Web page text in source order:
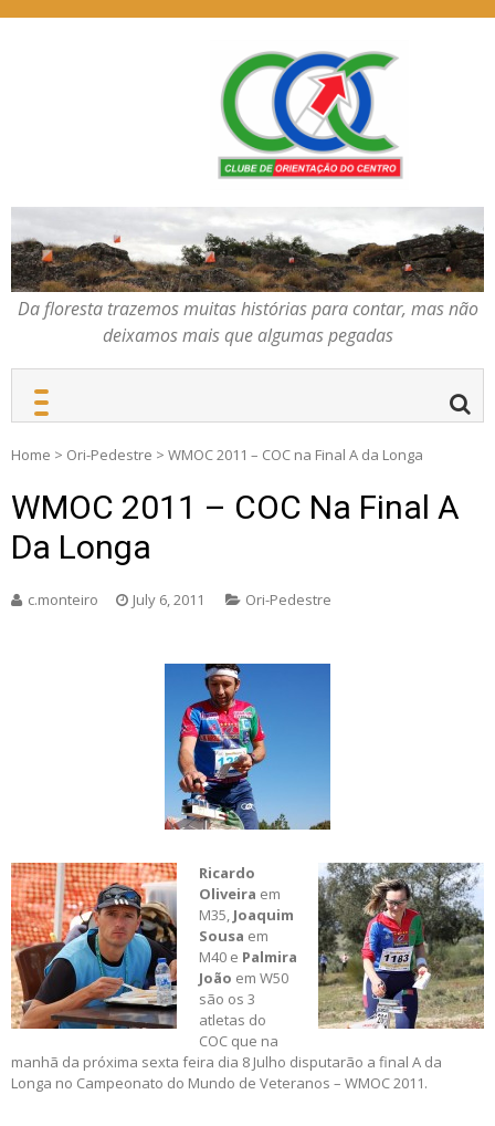
COC – CLUBE DE
ORIENTAÇÃO DO
CENTRO
Da floresta trazemos
muitas histórias para
contar, mas não deixamos
mais que algumas
pegadas
Da floresta trazemos muitas histórias para contar, mas não
deixamos mais que algumas pegadas
Home > Ori-Pedestre > WMOC 2011 – COC na Final A da Longa
WMOC 2011 – COC Na Final A
Da Longa
c.monteiro July 6, 2011 Ori-Pedestre
Ricardo
Oliveira em
M35, Joaquim
Sousa em
M40 e Palmira
João em W50
são os 3
atletas do
COC que na
manhã da próxima sexta feira dia 8 Julho disputarão a final A da
Longa no Campeonato do Mundo de Veteranos – WMOC 2011.